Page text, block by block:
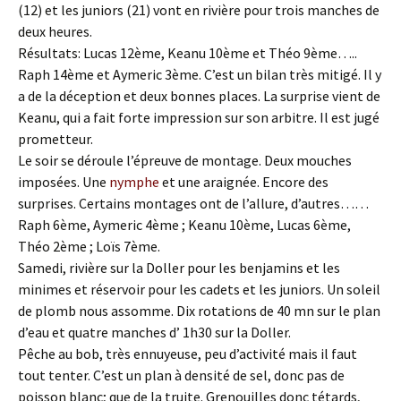
(12) et les juniors (21) vont en rivière pour trois manches de
deux heures.
Résultats: Lucas 12ème, Keanu 10ème et Théo 9ème…..
Raph 14ème et Aymeric 3ème. C’est un bilan très mitigé. Il y
a de la déception et deux bonnes places. La surprise vient de
Keanu, qui a fait forte impression sur son arbitre. Il est jugé
prometteur.
Le soir se déroule l’épreuve de montage. Deux mouches
imposées. Une nymphe et une araignée. Encore des
surprises. Certains montages ont de l’allure, d’autres……
Raph 6ème, Aymeric 4ème ; Keanu 10ème, Lucas 6ème,
Théo 2ème ; Loïs 7ème.
Samedi, rivière sur la Doller pour les benjamins et les
minimes et réservoir pour les cadets et les juniors. Un soleil
de plomb nous assomme. Dix rotations de 40 mn sur le plan
d’eau et quatre manches d’ 1h30 sur la Doller.
Pêche au bob, très ennuyeuse, peu d’activité mais il faut
tout tenter. C’est un plan à densité de sel, donc pas de
poisson blanc; que de la truite. Grenouilles donc tétards,